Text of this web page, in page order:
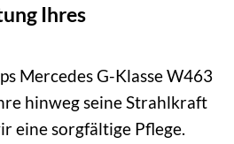
Ihres
Mercedes G-Klasse W463
hinweg seine Strahlkraft
eine sorgfältige Pflege.